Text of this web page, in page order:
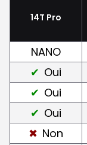
14T Pro
NANO
Oui
Oui
Oui
Non